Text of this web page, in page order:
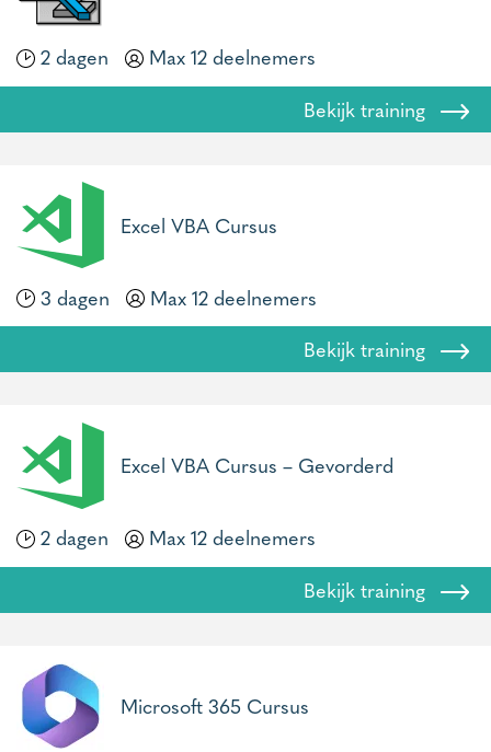
2 dagen
Max 12 deelnemers
Bekijk training
Excel VBA Cursus
3 dagen
Max 12 deelnemers
Bekijk training
Excel VBA Cursus – Gevorderd
2 dagen
Max 12 deelnemers
Bekijk training
Microsoft 365 Cursus